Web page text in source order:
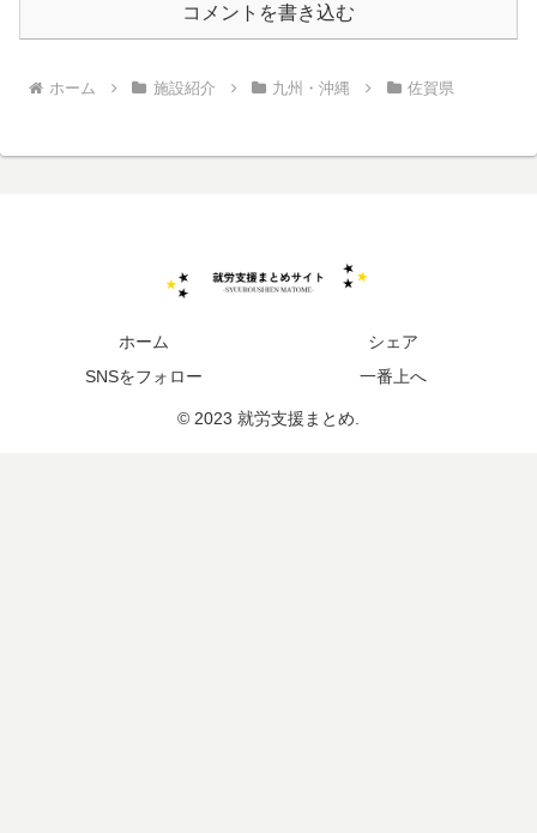
コメントを書き込む
ホーム 施設紹介 九州・沖縄 佐賀県
ホーム
シェア
SNSをフォロー
一番上へ
© 2023 就労支援まとめ.